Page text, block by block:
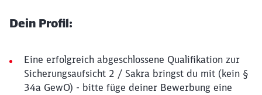
Dein Profil:
Eine erfolgreich abgeschlossene Qualifikation zur
Sicherungsaufsicht 2 / Sakra bringst du mit (kein §
34a GewO) - bitte füge deiner Bewerbung eine